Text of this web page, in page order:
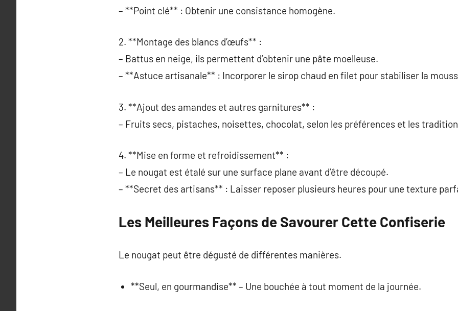
– **Point clé** : Obtenir une consistance homogène.
2. **Montage des blancs d’œufs** :
– Battus en neige, ils permettent d’obtenir une pâte moelleuse.
– **Astuce artisanale** : Incorporer le sirop chaud en filet pour stabiliser la
3. **Ajout des amandes et autres garnitures** :
– Fruits secs, pistaches, noisettes, chocolat, selon les préférences et les
4. **Mise en forme et refroidissement** :
– Le nougat est étalé sur une surface plane avant d’être découpé.
– **Secret des artisans** : Laisser reposer plusieurs heures pour une texture
Les Meilleures Façons de Savourer Cette Confiserie
Le nougat peut être dégusté de différentes manières.
**Seul, en gourmandise** – Une bouchée à tout moment de la journée.